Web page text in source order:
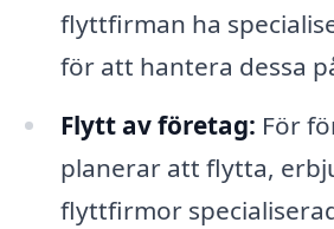
flyttfirman ha
för att hantera dessa
Flytt av företag: För
planerar att flytta,
flyttfirmor